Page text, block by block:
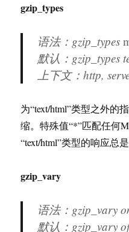
gzip_types
语法：gzip_types
默认：gzip_types
上下文：http,
为“text/html”类型之外的
缩。特殊值“*”匹配任何
“text/html”类型的响应总
gzip_vary
语法：gzip_vary
默认：gzip_vary